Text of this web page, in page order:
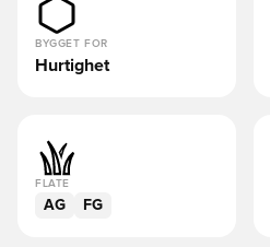
BYGGET FOR
Hurtighet
FLATE
AG FG